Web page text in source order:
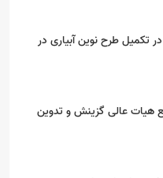
در تکمیل طرح نوین آبیاری در
هیات عالی گزینش و‌ تدوین